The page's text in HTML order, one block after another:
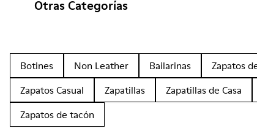
Otras Categorías
Botines Non Leather Bailarinas Zapatos
Zapatos Casual
Zapatillas Zapatillas de Casa
Zapatos de tacón